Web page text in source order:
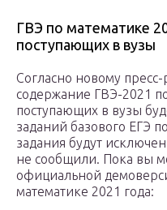
ГВЭ по математике
поступающих в вузы
Согласно новому
содержание ГВЭ-2021
поступающих в вузы
заданий базового ЕГЭ
задания будут
не сообщили. Пока вы
официальной
математике 2021 года: